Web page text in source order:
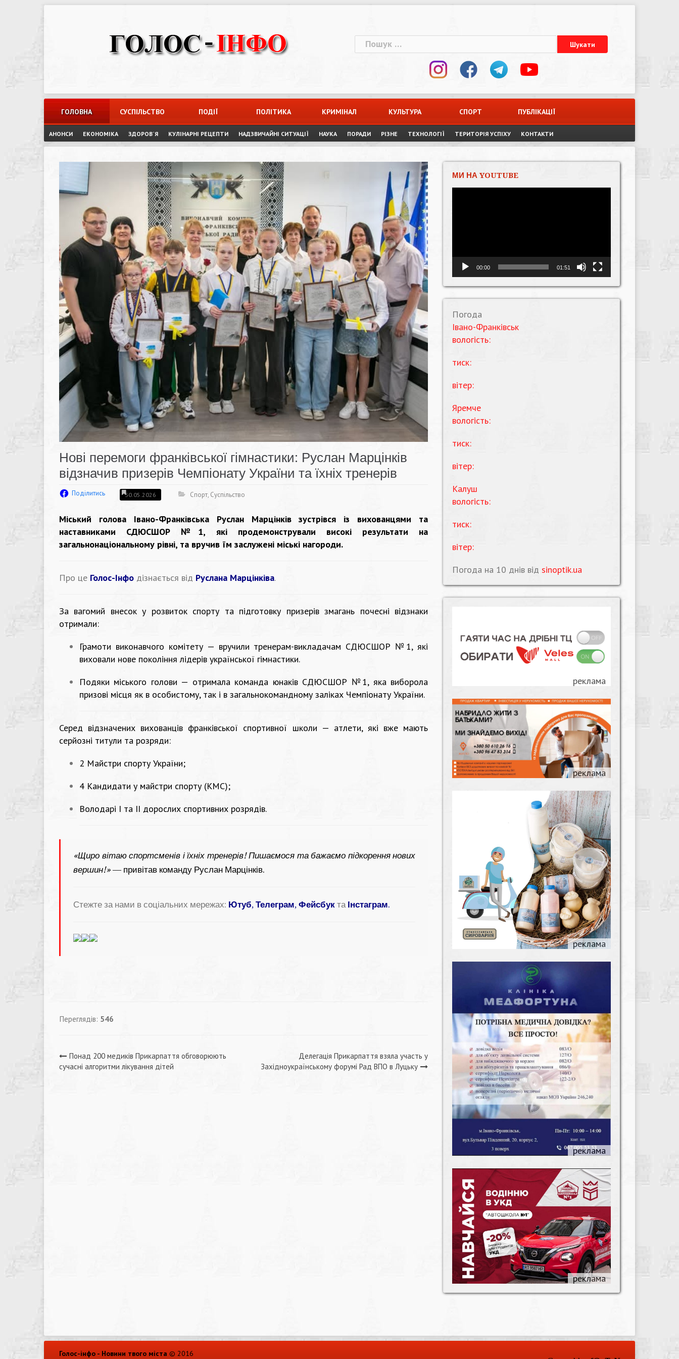
Пошук:
ГОЛОВНА СУСПІЛЬСТВО ПОДІЇ ПОЛІТИКА КРИМІНАЛ КУЛЬТУРА СПОРТ ПУБЛІКАЦІЇ
АНОНСИ ЕКОНОМІКА ЗДОРОВ`Я КУЛІНАРНІ РЕЦЕПТИ НАДЗВИЧАЙНІ СИТУАЦІЇ НАУКА ПОРАДИ РІЗНЕ ТЕХНОЛОГІЇ ТЕРИТОРІЯ УСПІХУ КОНТАКТИ
Нові перемоги франківської гімнастики: Руслан Марцінків
відзначив призерів Чемпіонату України та їхніх тренерів
Поділитись 30.05.2026 Спорт, Суспільство
Міський голова Івано-Франківська Руслан Марцінків зустрівся із вихованцями та
наставниками СДЮСШОР №1, які продемонстрували високі результати на
загальнонаціональному рівні, та вручив їм заслужені міські нагороди.
Про це Голос-Інфо дізнається від Руслана Марцінківа.
За вагомий внесок у розвиток спорту та підготовку призерів змагань почесні відзнаки
отримали:
Грамоти виконавчого комітету — вручили тренерам-викладачам СДЮСШОР №1, які
виховали нове покоління лідерів української гімнастики.
Подяки міського голови — отримала команда юнаків СДЮСШОР №1, яка виборола
призові місця як в особистому, так і в загальнокомандному заліках Чемпіонату України.
Серед відзначених вихованців франківської спортивної школи — атлети, які вже мають
серйозні титули та розряди:
2 Майстри спорту України;
4 Кандидати у майстри спорту (КМС);
Володарі I та II дорослих спортивних розрядів.
«Щиро вітаю спортсменів і їхніх тренерів! Пишаємося та бажаємо підкорення нових
вершин!» — привітав команду Руслан Марцінків.
Стежте за нами в соціальних мережах: Ютуб, Телеграм, Фейсбук та Інстаграм.
Переглядів: 546
Навігація
Понад 200 медиків Прикарпаття обговорюють
сучасні алгоритми лікування дітей
Делегація Прикарпаття взяла участь у
Західноукраїнському форумі Рад ВПО в Луцьку
МИ НА YOUTUBE
00:00 01:51
Погода
Івано-Франківськ
вологість:
тиск:
вітер:
Яремче
вологість:
тиск:
вітер:
Калуш
вологість:
тиск:
вітер:
Погода на 10 днів від sinoptik.ua
Голос-інфо - Новини твого міста © 2016